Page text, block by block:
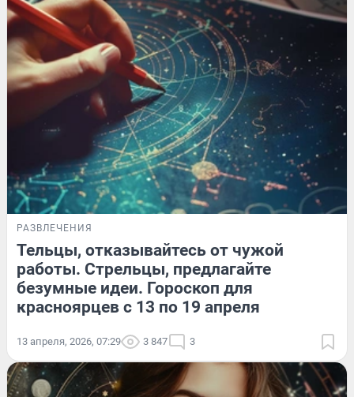
РАЗВЛЕЧЕНИЯ
Тельцы, отказывайтесь от чужой
работы. Стрельцы, предлагайте
безумные идеи. Гороскоп для
красноярцев с 13 по 19 апреля
13 апреля, 2026, 07:29 3 847 3